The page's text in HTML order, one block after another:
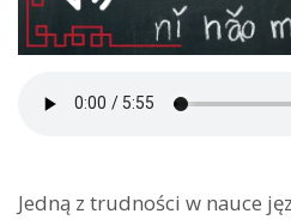
Jedną z trudności w nauce